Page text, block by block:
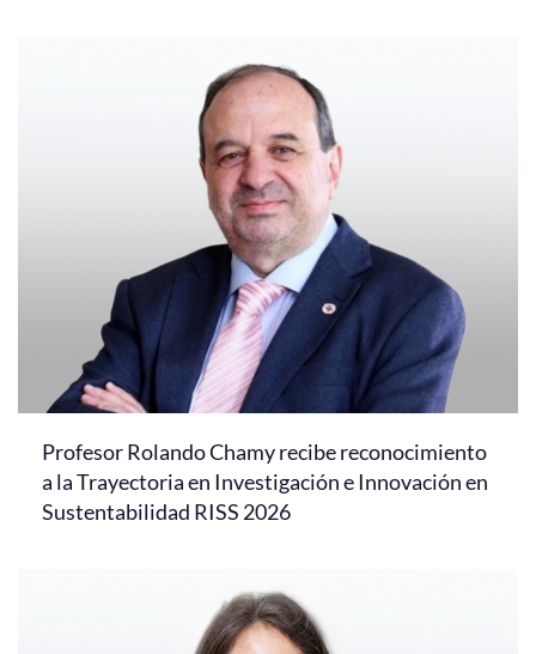
Profesor Rolando Chamy recibe reconocimiento
a la Trayectoria en Investigación e Innovación en
Sustentabilidad RISS 2026